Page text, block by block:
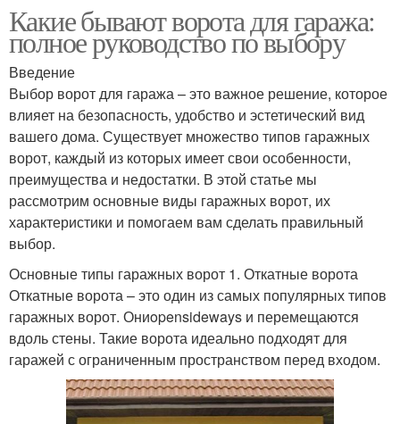
Какие бывают ворота для гаража:
полное руководство по выбору
Введение
Выбор ворот для гаража – это важное решение, которое
влияет на безопасность, удобство и эстетический вид
вашего дома. Существует множество типов гаражных
ворот, каждый из которых имеет свои особенности,
преимущества и недостатки. В этой статье мы
рассмотрим основные виды гаражных ворот, их
характеристики и помогаем вам сделать правильный
выбор.
Основные типы гаражных ворот 1. Откатные ворота
Откатные ворота – это один из самых популярных типов
гаражных ворот. Ониopensideways и перемещаются
вдоль стены. Такие ворота идеально подходят для
гаражей с ограниченным пространством перед входом.